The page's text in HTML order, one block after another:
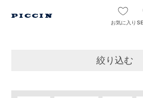
お気に入り
絞り込む